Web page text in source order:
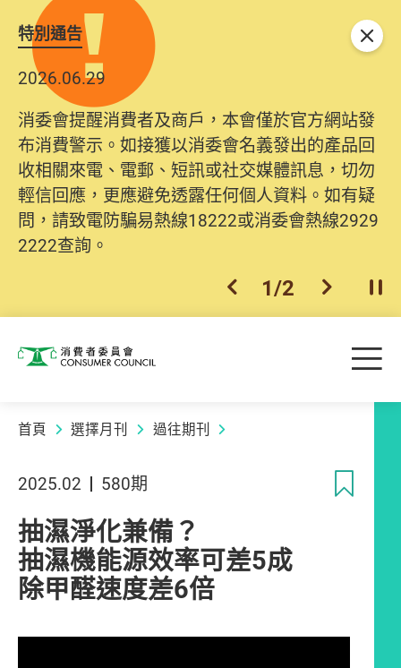
特別通告
2026.06.29
消委會提醒消費者及商戶，本會僅於官方網站發
布消費警示。如接獲以消委會名義發出的產品回
收相關來電、電郵、短訊或社交媒體訊息，切勿
輕信回應，更應避免透露任何個人資料。如有疑
問，請致電防騙易熱線18222或消委會熱線2929
2222查詢。
上一個
1/2 下一個開
關閉
消費者委員會 目
首頁 選擇月刊 過往期刊
2025.02 580期
抽濕淨化兼備？
抽濕機能源效率可差5成
除甲醛速度差6倍